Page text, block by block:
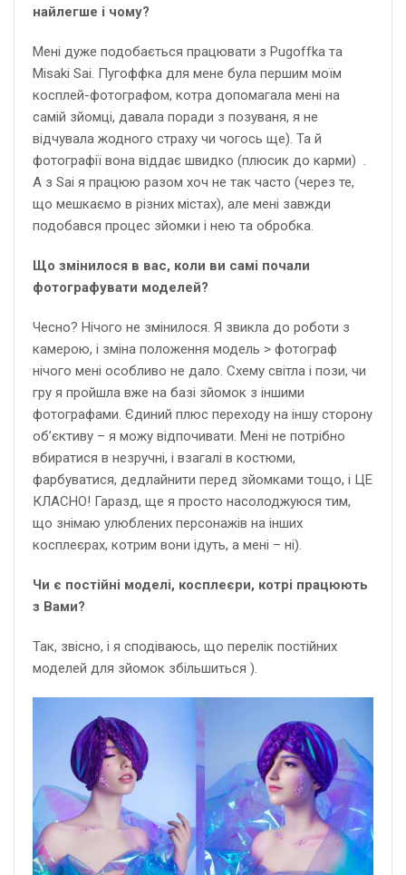
найлегше і чому?
Мені дуже подобається працювати з Pugoffka та
Misaki Sai. Пугоффка для мене була першим моїм
косплей-фотографом, котра допомагала мені на
самій зйомці, давала поради з позуваня, я не
відчувала жодного страху чи чогось ще). Та й
фотографії вона віддає швидко (плюсик до карми) .
А з Sai я працюю разом хоч не так часто (через те,
що мешкаємо в різних містах), але мені завжди
подобався процес зйомки і нею та обробка.
Що змінилося в вас, коли ви самі почали
фотографувати моделей?
Чесно? Нічого не змінилося. Я звикла до роботи з
камерою, і зміна положення модель > фотограф
нічого мені особливо не дало. Схему світла і пози, чи
гру я пройшла вже на базі зйомок з іншими
фотографами. Єдиний плюс переходу на іншу сторону
об’єктиву – я можу відпочивати. Мені не потрібно
вбиратися в незручні, і взагалі в костюми,
фарбуватися, дедлайнити перед зйомками тощо, і ЦЕ
КЛАСНО! Гаразд, ще я просто насолоджуюся тим,
що знімаю улюблених персонажів на інших
косплеєрах, котрим вони ідуть, а мені – ні).
Чи є постійні моделі, косплеєри, котрі працюють
з Вами?
Так, звісно, і я сподіваюсь, що перелік постійних
моделей для зйомок збільшиться ).